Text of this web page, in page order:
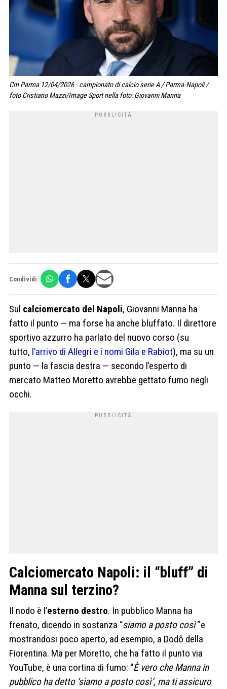
Cm Parma 12/04/2026 - campionato di calcio serie A / Parma-Napoli /
foto Cristiano Mazzi/Image Sport nella foto: Giovanni Manna
Condividi:
Sul calciomercato del Napoli, Giovanni Manna ha
fatto il punto — ma forse ha anche bluffato. Il direttore
sportivo azzurro ha parlato del nuovo corso (su
tutto, l’arrivo di Allegri e i nomi Gila e Rabiot), ma su un
punto — la fascia destra — secondo l’esperto di
mercato Matteo Moretto avrebbe gettato fumo negli
occhi.
Calciomercato Napoli: il “bluff” di
Manna sul terzino?
Il nodo è l’esterno destro. In pubblico Manna ha
frenato, dicendo in sostanza “siamo a posto così”e
mostrandosi poco aperto, ad esempio, a Dodô della
Fiorentina. Ma per Moretto, che ha fatto il punto via
YouTube, è una cortina di fumo: “È vero che Manna in
pubblico ha detto ‘siamo a posto così’, ma ti assicuro